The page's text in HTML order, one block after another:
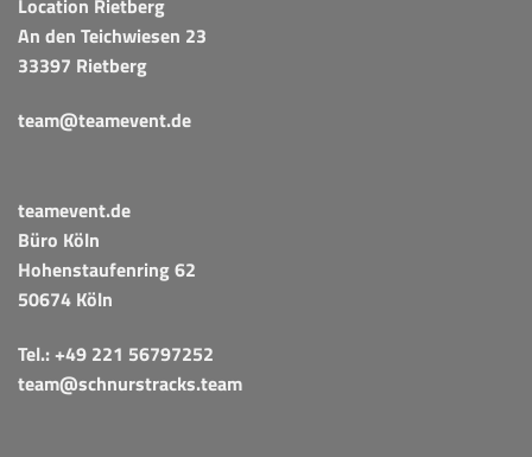
Location Rietberg
An den Teichwiesen 23
33397 Rietberg
team@teamevent.de
teamevent.de
Büro Köln
Hohenstaufenring 62
50674 Köln
Tel.:+49 221 56797252
team@schnurstracks.team